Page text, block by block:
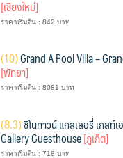
[เชียงใหม่]
ราคาเริ่มต้น : 842 บาท
(10)Grand A Pool Villa –
[พัทยา]
ราคาเริ่มต้น : 8081 บาท
(8.3)ชิโนทาวน์ แกลเลอรี่ เกสท์
Gallery Guesthouse[ภูเก็ต]
ราคาเริ่มต้น : 718 บาท